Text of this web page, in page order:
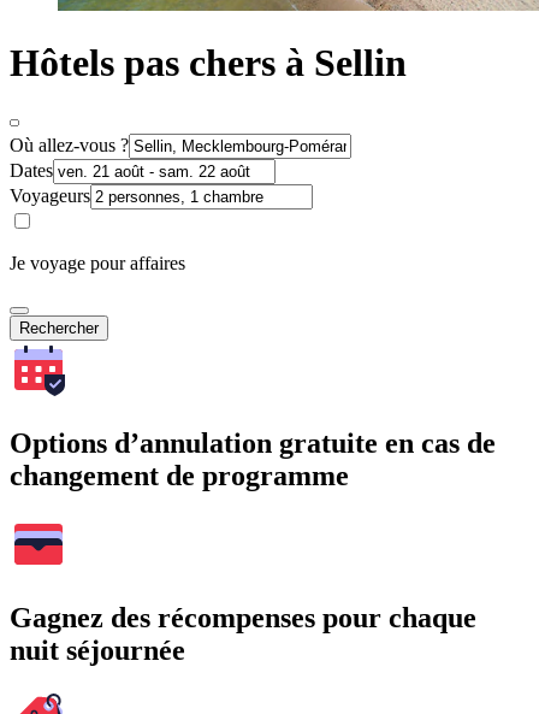
Hôtels pas chers à Sellin
Où allez-vous ?
Dates
Voyageurs
Je voyage pour affaires
Rechercher
Options d’annulation gratuite en cas de
changement de programme
Gagnez des récompenses pour chaque
nuit séjournée